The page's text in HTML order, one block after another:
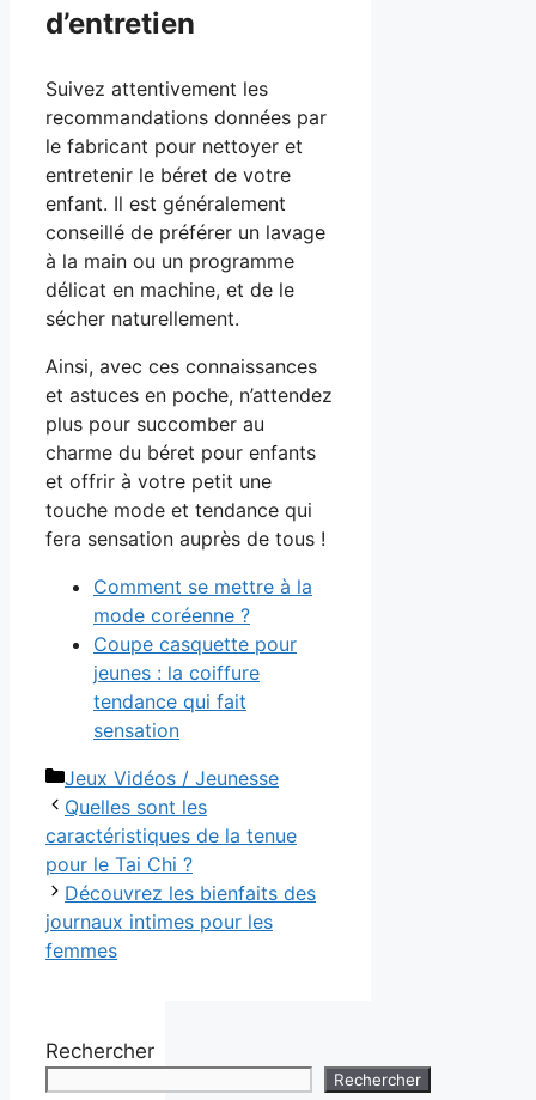
d’entretien
Suivez attentivement les
recommandations données par
le fabricant pour nettoyer et
entretenir le béret de votre
enfant. Il est généralement
conseillé de préférer un lavage
à la main ou un programme
délicat en machine, et de le
sécher naturellement.
Ainsi, avec ces connaissances
et astuces en poche, n’attendez
plus pour succomber au
charme du béret pour enfants
et offrir à votre petit une
touche mode et tendance qui
fera sensation auprès de tous !
Comment se mettre à la
mode coréenne ?
Coupe casquette pour
jeunes : la coiffure
tendance qui fait
sensation
Catégories
Jeux Vidéos / Jeunesse
Quelles sont les
caractéristiques de la tenue
pour le Tai Chi ?
Découvrez les bienfaits des
journaux intimes pour les
femmes
Rechercher
Rechercher